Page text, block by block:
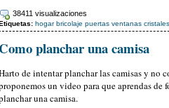
38411 visualizaciones
hogar bricolaje puertas ventanas cristales
Como planchar una camisa
de intentar planchar las camisas y no
un video para que aprendas
una camisa.